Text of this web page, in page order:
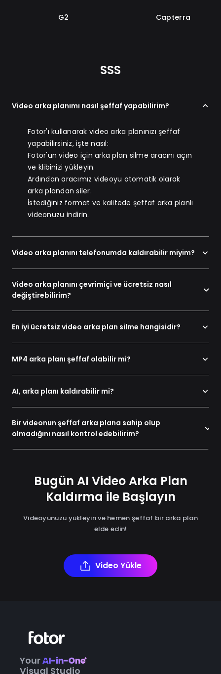
G2 Capterra
SSS
Video arka planımı nasıl şeffaf yapabilirim?
Fotor'ı kullanarak video arka planınızı şeffaf
yapabilirsiniz, işte nasıl:
Fotor'un video için arka plan silme aracını açın
ve klibinizi yükleyin.
Ardından aracımız videoyu otomatik olarak
arka plandan siler.
İstediğiniz format ve kalitede şeffaf arka planlı
videonuzu indirin.
Video arka planını telefonumda kaldırabilir miyim?
Video arka planını çevrimiçi ve ücretsiz nasıl
değiştirebilirim?
En iyi ücretsiz video arka plan silme hangisidir?
MP4 arka planı şeffaf olabilir mi?
AI, arka planı kaldırabilir mi?
Bir videonun şeffaf arka plana sahip olup
olmadığını nasıl kontrol edebilirim?
Bugün AI Video Arka Plan
Kaldırma ile Başlayın
Videoyunuzu yükleyin ve hemen şeffaf bir arka plan
elde edin!
Video Yükle
Your
Visual Studio